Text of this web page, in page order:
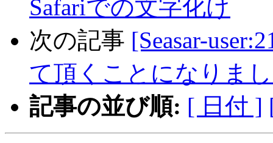
Safariでの文字化け
次の記事 [Seasar-
て頂くことになりま
記事の並び順: [ 日付 ]